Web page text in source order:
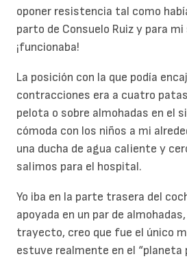
oponer resistencia tal como
parto de Consuelo Ruiz y para
¡funcionaba!
La posición con la que podía
contracciones era a cuatro
pelota o sobre almohadas en el
cómoda con los niños a mi
una ducha de agua caliente y
salimos para el hospital.
Yo iba en la parte trasera del
apoyada en un par de
trayecto, creo que fue el único
estuve realmente en el “planeta